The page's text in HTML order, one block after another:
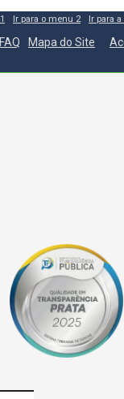
1 Ir para o menu 2 Ir para
FAQ Mapa do Site